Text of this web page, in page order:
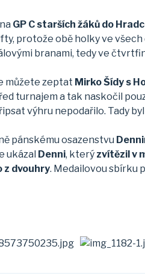
GP C starších žáků do
protože obě holky ve
branami, tedy ve
můžete zeptat Mirko Šídy s
turnajem a tak naskočil
výhru nepodařilo. Tady
pánskému osazenstvu
ukázal Denni, který zvítězil v
z dvouhry. Medailovou sbírku